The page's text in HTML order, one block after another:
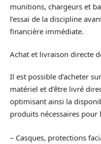
munitions, chargeurs et
l’essai de la discipline
financière immédiate.
Achat et livraison directe
Il est possible d’acheter
matériel et d’être livré
optimisant ainsi la
produits nécessaires pour
– Casques, protections